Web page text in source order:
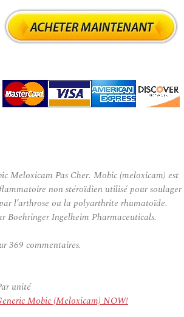
Meloxicam Pas Cher. Mobic (meloxicam) est
non stéroïdien utilisé pour soulager
l’arthrose ou la polyarthrite rhumatoïde.
Boehringer Ingelheim Pharmaceuticals.
369 commentaires.
unité
Mobic (Meloxicam) NOW!